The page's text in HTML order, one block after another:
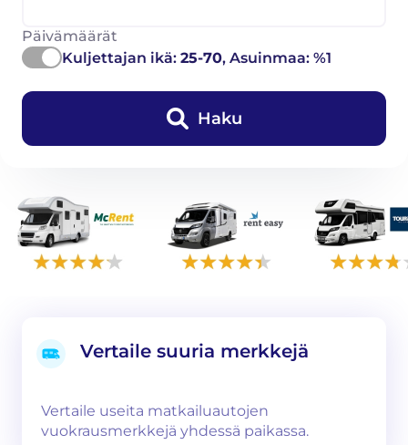
Päivämäärät
Kuljettajan ikä: 25-70, Asuinmaa: %1
Haku
Vertaile suuria merkkejä
Vertaile useita matkailuautojen
vuokrausmerkkejä yhdessä paikassa.